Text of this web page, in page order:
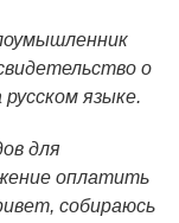
о
языке.
для
оплатить
собираюсь